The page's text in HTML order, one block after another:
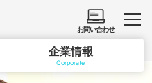
企業情報
Corporate
お問い合わせ